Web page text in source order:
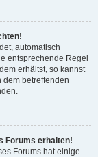
automatisch
entsprechende Regel
erhältst, so kannst
dem betreffenden
Forums erhalten!
Forums hat einige